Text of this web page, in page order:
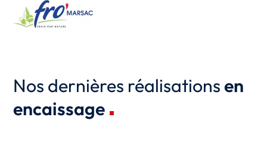
Nos dernières réalisationsen
encaissage